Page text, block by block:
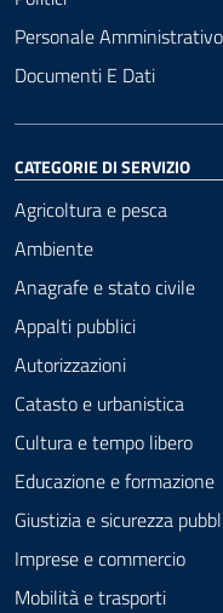
Personale Amministrativo
Documenti E Dati
CATEGORIE DI SERVIZIO
Agricoltura e pesca
Ambiente
Anagrafe e stato civile
Appalti pubblici
Autorizzazioni
Catasto e urbanistica
Cultura e tempo libero
Educazione e formazione
Giustizia e sicurezza
Imprese e commercio
Mobilità e trasporti